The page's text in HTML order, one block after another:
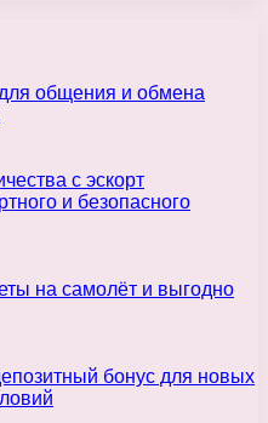
общения и обмена
с эскорт
и безопасного
на самолёт и выгодно
бонус для новых